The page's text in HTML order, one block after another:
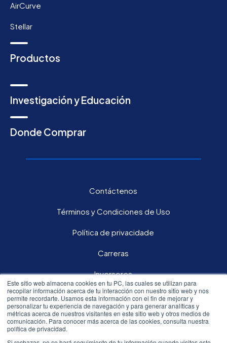
Este sitio web almacena cookies en tu PC, las cuales se utilizan para
recopilar información acerca de tu interacción con nuestro sitio web y nos
permite recordarte. Usamos esta información con el fin de mejorar y
personalizar tu experiencia de navegación y para generar analíticas y
métricas acerca de nuestros visitantes en este sitio web y otros medios de
comunicación. Para conocer más acerca de las cookies, consulta nuestra
política de privacidad.
AirCurve
Stellar
Productos
Investigación y Educación
Donde Comprar
Contáctenos
Términos y Condiciones de Uso
Política de privacidade
Carreras
Inversores
Síguenos en nuestras redes sociales: